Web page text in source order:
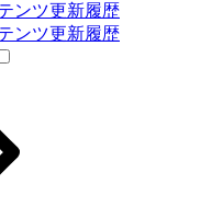
ンツ更新履歴
ンツ更新履歴